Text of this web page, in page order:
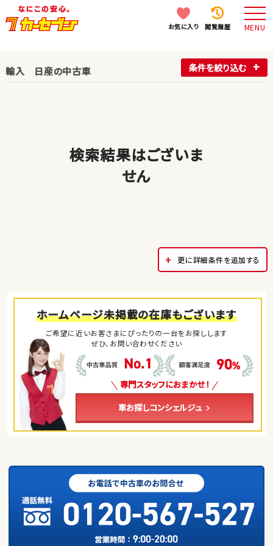
お気に入り 閲覧履歴 MENU
輸入 日産の中古車 条件を絞り込む
検索結果はございま
せん
更に詳細条件を追加する
ホームページ未掲載の在庫もございます
ご希望に近いお客さまにぴったりの一台をお探しします
ぜひ、お問い合わせください
専門スタッフにおまかせ！
車お探しコンシェルジュ